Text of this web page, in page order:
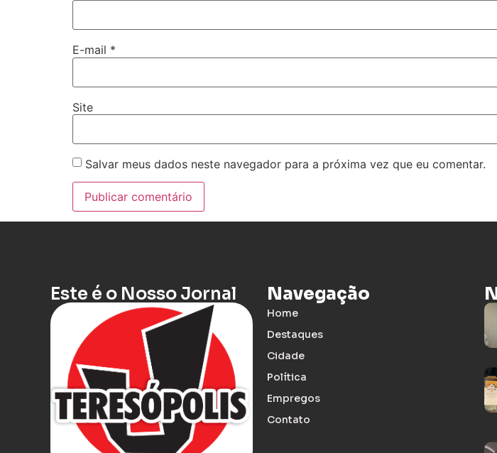
E-mail *
Site
Salvar meus dados neste navegador para a próxima vez que eu comentar.
Este é o Nosso Jornal Navegação
Home
Destaques
Cidade
Política
Empregos
Contato